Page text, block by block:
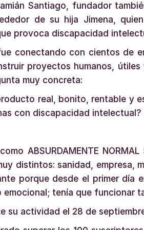
Santiago, fundador
de su hija Jimena,
provoca discapacidad
conectando con cientos de
proyectos humanos,
muy concreta:
real, bonito, rentable y
con discapacidad intelectual?
ABSURDAMENTE
distintos: sanidad, empresa,
porque desde el primer día
tenía que funcionar
su actividad el 28 de